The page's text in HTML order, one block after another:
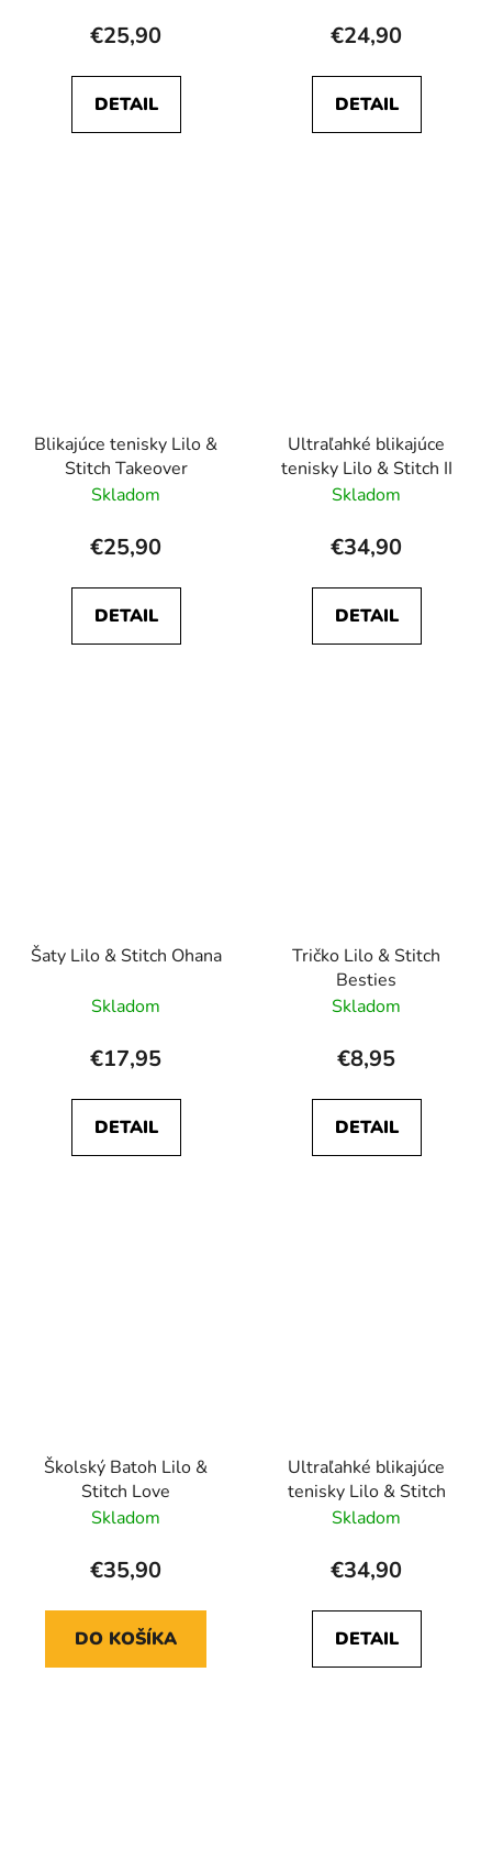
€25,90
DETAIL
€24,90
DETAIL
Blikajúce tenisky Lilo &
Stitch Takeover
Skladom
€25,90
DETAIL
Ultraľahké blikajúce
tenisky Lilo & Stitch II
Skladom
€34,90
DETAIL
Šaty Lilo & Stitch Ohana
Skladom
€17,95
DETAIL
Tričko Lilo & Stitch
Besties
Skladom
€8,95
DETAIL
Školský Batoh Lilo &
Stitch Love
Skladom
€35,90
DO KOŠÍKA
Ultraľahké blikajúce
tenisky Lilo & Stitch
Skladom
€34,90
DETAIL